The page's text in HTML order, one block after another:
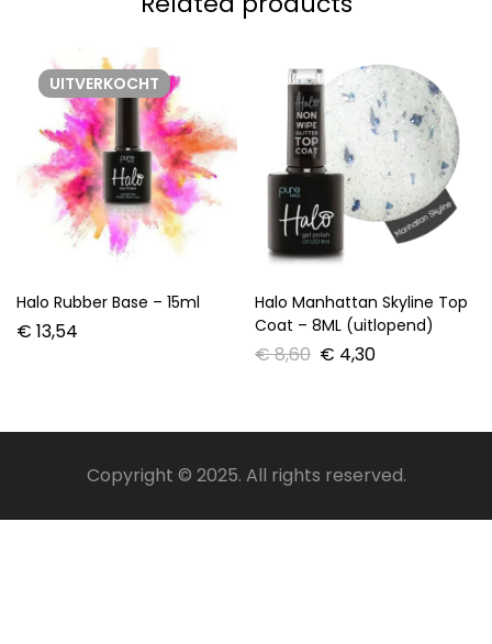
UITVERKOCHT
Halo Rubber Base – 15ml
€ 13,54
Halo Manhattan Skyline Top
Coat – 8ML (uitlopend)
€8,60 € 4,30
Copyright © 2025. All rights reserved.